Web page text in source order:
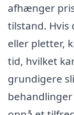
afhænger
tilstand. Hvis
eller pletter,
tid, hvilket
grundigere